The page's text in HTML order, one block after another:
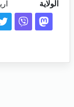
الولاية